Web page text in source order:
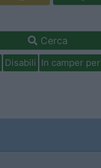
Cerca
Disabili In camper per